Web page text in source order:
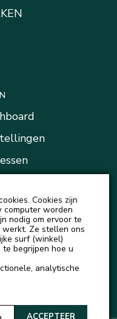
Kluis
details
Cookies zijn
computer worden
nodig om ervoor te
Ze stellen ons
surf (winkel)
begrijpen hoe u
analytische
ACCEPTEER